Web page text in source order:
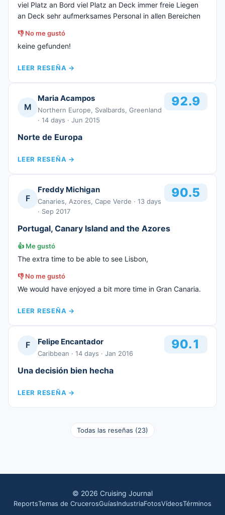
viel Platz an Bord viel Platz an Deck immer freie Liegen
an Deck sehr aufmerksames Personal in allen Bereichen
👎No me gustó
keine gefunden!
LEER RESEÑA →
M
Maria Acampos
Northern Europe, Svalbards, Greenland
· 14 days · Jun 2015
92.9
Norte de Europa
LEER RESEÑA →
F
Freddy Michigan
Canaries, Azores, Cape Verde · 13 days
· Sep 2017
90.5
Portugal, Canary Island and the Azores
👍 Me gustó
The extra time to be able to see Lisbon,
👎No me gustó
We would have enjoyed a bit more time in Gran Canaria.
LEER RESEÑA →
F Felipe Encantador
Caribbean · 14 days · Jan 2016
90.1
Una decisión bien hecha
LEER RESEÑA →
Todas las reseñas (23)
© 2026 Cruising Journal
ReportsTemas de CrucerosGuíasIndustriaFotosVídeosTérminos